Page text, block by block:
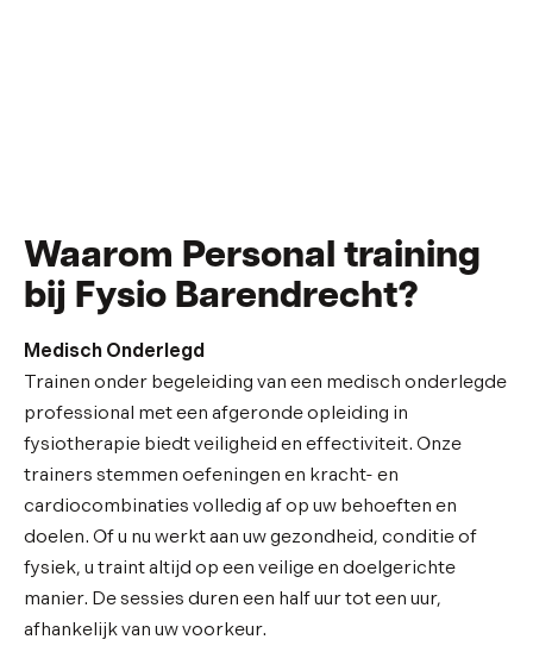
Waarom Personal training
bij Fysio Barendrecht?
Medisch Onderlegd
Trainen onder begeleiding van een medisch onderlegde
professional met een afgeronde opleiding in
fysiotherapie biedt veiligheid en effectiviteit. Onze
trainers stemmen oefeningen en kracht- en
cardiocombinaties volledig af op uw behoeften en
doelen. Of u nu werkt aan uw gezondheid, conditie of
fysiek, u traint altijd op een veilige en doelgerichte
manier. De sessies duren een half uur tot een uur,
afhankelijk van uw voorkeur.